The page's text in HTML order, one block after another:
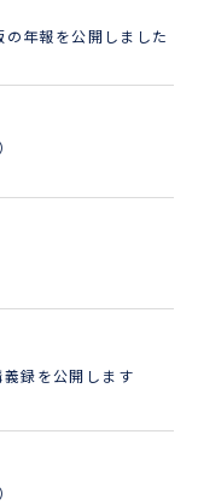
年報を公開しました
義録を公開します